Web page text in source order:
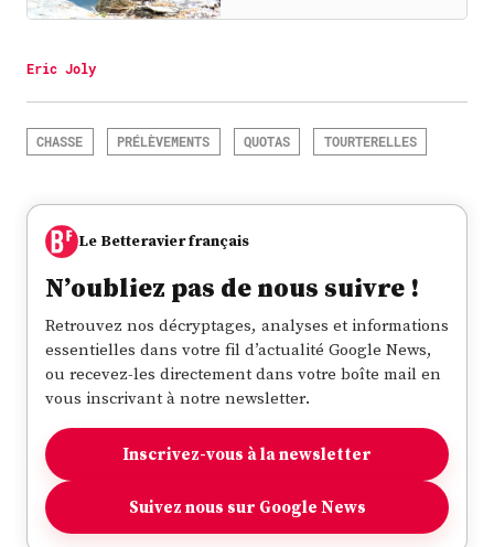
Eric Joly
CHASSE PRÉLÈVEMENTS QUOTAS TOURTERELLES
Le Betteravier français
N’oubliez pas de nous suivre !
Retrouvez nos décryptages, analyses et informations
essentielles dans votre fil d’actualité Google News,
ou recevez-les directement dans votre boîte mail en
vous inscrivant à notre newsletter.
Inscrivez-vous à la newsletter
Suivez nous sur Google News